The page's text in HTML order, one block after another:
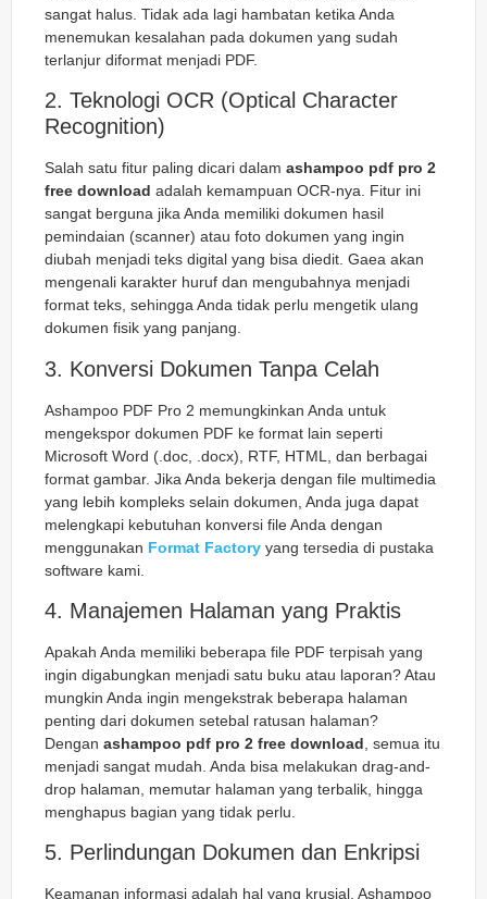
sangat halus. Tidak ada lagi hambatan ketika Anda
menemukan kesalahan pada dokumen yang sudah
terlanjur diformat menjadi PDF.
2. Teknologi OCR (Optical Character
Recognition)
Salah satu fitur paling dicari dalam ashampoo pdf pro 2
free download adalah kemampuan OCR-nya. Fitur ini
sangat berguna jika Anda memiliki dokumen hasil
pemindaian (scanner) atau foto dokumen yang ingin
diubah menjadi teks digital yang bisa diedit. Gaea akan
mengenali karakter huruf dan mengubahnya menjadi
format teks, sehingga Anda tidak perlu mengetik ulang
dokumen fisik yang panjang.
3. Konversi Dokumen Tanpa Celah
Ashampoo PDF Pro 2 memungkinkan Anda untuk
mengekspor dokumen PDF ke format lain seperti
Microsoft Word (.doc, .docx), RTF, HTML, dan berbagai
format gambar. Jika Anda bekerja dengan file multimedia
yang lebih kompleks selain dokumen, Anda juga dapat
melengkapi kebutuhan konversi file Anda dengan
menggunakan Format Factory yang tersedia di pustaka
software kami.
4. Manajemen Halaman yang Praktis
Apakah Anda memiliki beberapa file PDF terpisah yang
ingin digabungkan menjadi satu buku atau laporan? Atau
mungkin Anda ingin mengekstrak beberapa halaman
penting dari dokumen setebal ratusan halaman?
Dengan ashampoo pdf pro 2 free download , semua itu
menjadi sangat mudah. Anda bisa melakukan drag-and-
drop halaman, memutar halaman yang terbalik, hingga
menghapus bagian yang tidak perlu.
5. Perlindungan Dokumen dan Enkripsi
Keamanan informasi adalah hal yang krusial. Ashampoo